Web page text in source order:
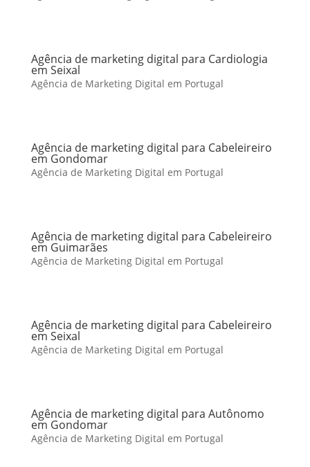
Agência de marketing digital para Cardiologia
em Seixal
Agência de Marketing Digital em Portugal
Agência de marketing digital para Cabeleireiro
em Gondomar
Agência de Marketing Digital em Portugal
Agência de marketing digital para Cabeleireiro
em Guimarães
Agência de Marketing Digital em Portugal
Agência de marketing digital para Cabeleireiro
em Seixal
Agência de Marketing Digital em Portugal
Agência de marketing digital para Autônomo
em Gondomar
Agência de Marketing Digital em Portugal